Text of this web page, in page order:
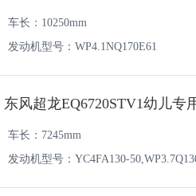
车长：10250mm
发动机型号：WP4.1NQ170E61
东风超龙EQ6720STV1幼儿专
车长：7245mm
发动机型号：YC4FA130-